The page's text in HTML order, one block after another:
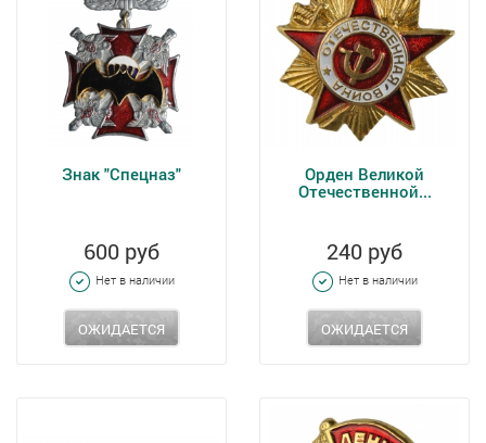
Знак "Спецназ"
600 руб
Нет в наличии
ОЖИДАЕТСЯ
Орден Великой
Отечественной...
240 руб
Нет в наличии
ОЖИДАЕТСЯ